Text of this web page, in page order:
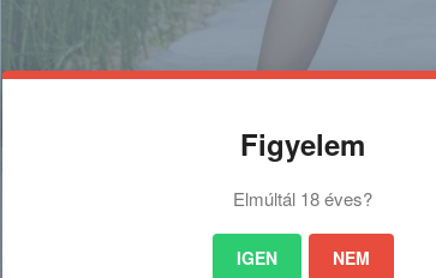
Figyelem
Elmúltál 18 éves?
IGEN NEM